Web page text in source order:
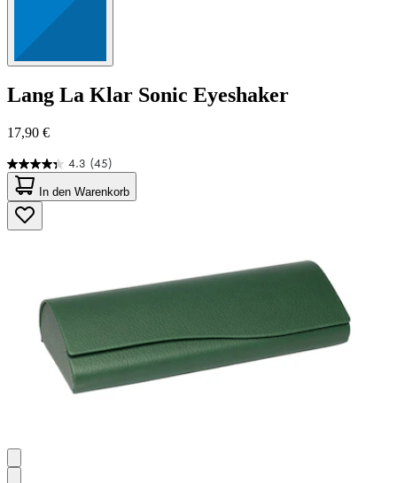
Lang La Klar Sonic Eyeshaker
17,90 €
4.3 (45)
4.3
von
5
Sternen.
45
In den Warenkorb